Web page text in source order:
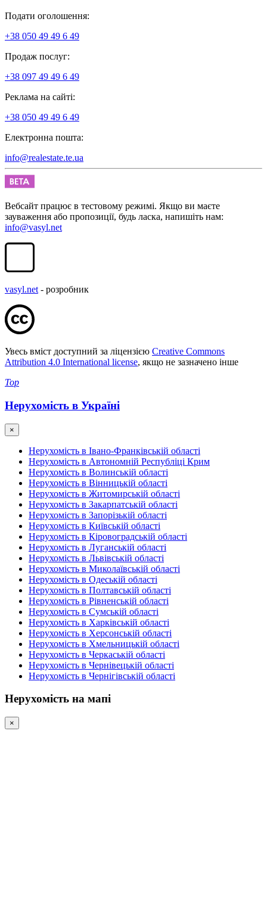
Подати оголошення:
+38 050 49 49 6 49
Продаж послуг:
+38 097 49 49 6 49
Реклама на сайті:
+38 050 49 49 6 49
Електронна пошта:
info@realestate.te.ua
Вебсайт працює в тестовому режимі. Якщо ви маєте
зауваження або пропозиції, будь ласка, напишіть нам:
info@vasyl.net
vasyl.net - розробник
Увесь вміст доступний за ліцензією Creative Commons
Attribution 4.0 International license, якщо не зазначено інше
Top
Нерухомість в Україні
×
Нерухомість в Івано-Франківській області
Нерухомість в Автономній Республіці Крим
Нерухомість в Волинській області
Нерухомість в Вінницькій області
Нерухомість в Житомирській області
Нерухомість в Закарпатській області
Нерухомість в Запорізькій області
Нерухомість в Київській області
Нерухомість в Кіровоградській області
Нерухомість в Луганській області
Нерухомість в Львівській області
Нерухомість в Миколаївській області
Нерухомість в Одеській області
Нерухомість в Полтавській області
Нерухомість в Рівненській області
Нерухомість в Сумській області
Нерухомість в Харківській області
Нерухомість в Херсонській області
Нерухомість в Хмельницькій області
Нерухомість в Черкаській області
Нерухомість в Чернівецькій області
Нерухомість в Чернігівській області
Нерухомість на мапі
×